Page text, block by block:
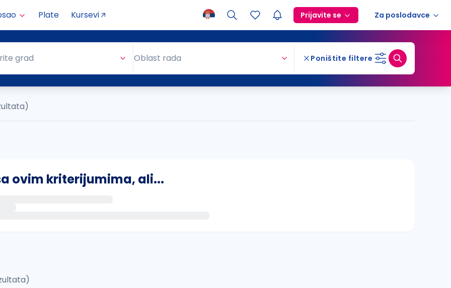
Plate Kursevi Prijavite se Za poslodavce
grad Oblast rada Poništite filtere
ovim kriterijumima, ali...